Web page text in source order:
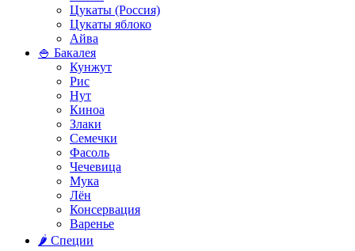
Цукаты (Россия)
Цукаты яблоко
Айва
🍚 Бакалея
Кунжут
Рис
Нут
Киноа
Злаки
Семечки
Фасоль
Чечевица
Мука
Лён
Консервация
Варенье
🌶️ Специи